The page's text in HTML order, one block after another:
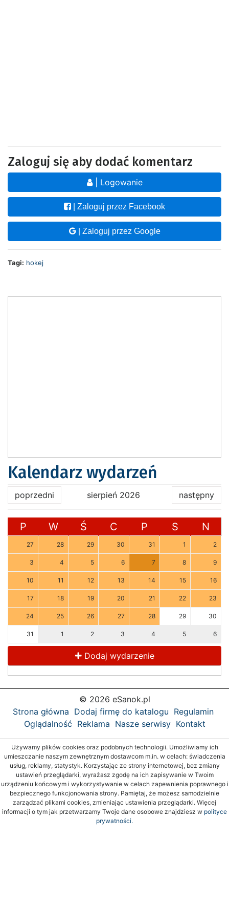
Zaloguj się aby dodać komentarz
| Logowanie
| Zaloguj przez Facebook
| Zaloguj przez Google
Tagi: hokej
Kalendarz wydarzeń
poprzedni sierpień 2026 następny
P W Ś C P S N
27 28 29 30 31 1 2
3 4 5 6 7 8 9
10 11 12 13 14 15 16
17 18 19 20 21 22 23
24 25 26 27 28 29 30
31 1 2 3 4 5 6
Dodaj wydarzenie
© 2026 eSanok.pl
Strona główna Dodaj firmę do katalogu Regulamin
Oglądalność Reklama Nasze serwisy Kontakt
Używamy plików cookies oraz podobnych technologii. Umożliwiamy ich
umieszczanie naszym zewnętrznym dostawcom m.in. w celach: świadczenia
usług, reklamy, statystyk. Korzystając ze strony internetowej, bez zmiany
ustawień przeglądarki, wyrażasz zgodę na ich zapisywanie w Twoim
urządzeniu końcowym i wykorzystywanie w celach zapewnienia poprawnego i
bezpiecznego funkcjonowania strony. Pamiętaj, że możesz samodzielnie
zarządzać plikami cookies, zmieniając ustawienia przeglądarki. Więcej
informacji o tym jak przetwarzamy Twoje dane osobowe znajdziesz w polityce
prywatności.